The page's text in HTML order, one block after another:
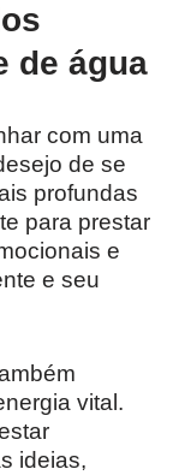
de água
com uma
de se
profundas
para prestar
e
e seu
vital.
ideias,